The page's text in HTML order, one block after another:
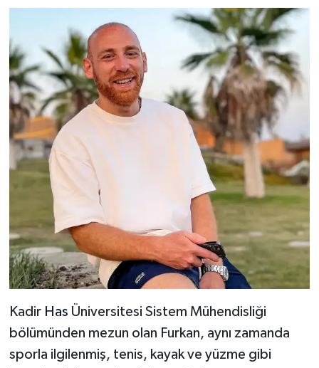
Kadir Has Üniversitesi Sistem Mühendisliği
bölümünden mezun olan Furkan, aynı zamanda
sporla ilgilenmiş, tenis, kayak ve yüzme gibi